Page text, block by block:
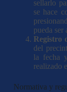
sellarlo
se hace
pueda ser
Registro
del
la fecha
realizado
Normativa y